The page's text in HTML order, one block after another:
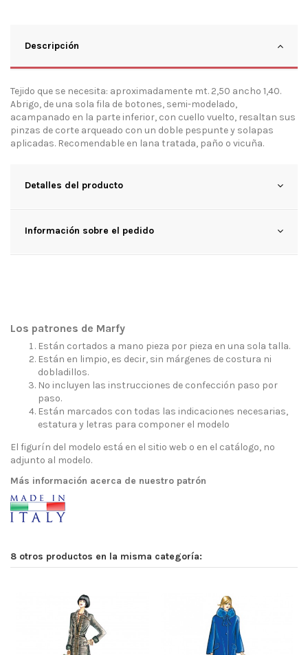
Descripción
Tejido que se necesita: aproximadamente mt. 2,50 ancho 1,40.
Abrigo, de una sola fila de botones, semi-modelado,
acampanado en la parte inferior, con cuello vuelto, resaltan sus
pinzas de corte arqueado con un doble pespunte y solapas
aplicadas. Recomendable en lana tratada, paño o vicuña.
Detalles del producto
Información sobre el pedido
Los patrones de Marfy
Están cortados a mano pieza por pieza en una sola talla.
Están en limpio, es decir, sin márgenes de costura ni
dobladillos.
No incluyen las instrucciones de confección paso por
paso.
Están marcados con todas las indicaciones necesarias,
estatura y letras para componer el modelo
El figurín del modelo está en el sitio web o en el catálogo, no
adjunto al modelo.
Más información acerca de nuestro patrón
8 otros productos en la misma categoría: